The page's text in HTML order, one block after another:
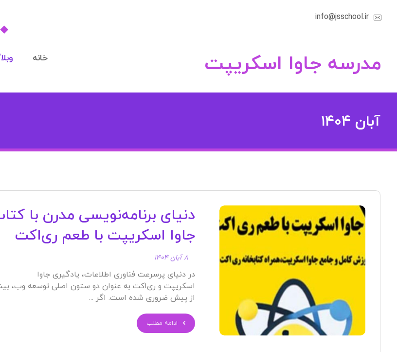
info@jsschool.ir
مدرسه جاوا اسکریپت خانه
آبان ۱۴۰۴
دنیای برنامه‌نویسی مدرن با
جاوا اسکریپت با طعم ری‌اکت
۸ آبان ۱۴۰۴
در دنیای پرسرعت فناوری اطلاعات، یادگیری جاوا
اسکریپت و ری‌اکت به عنوان دو ستون اصلی توسعه وب،
از پیش ضروری شده است. اگر ...
ادامه مطلب